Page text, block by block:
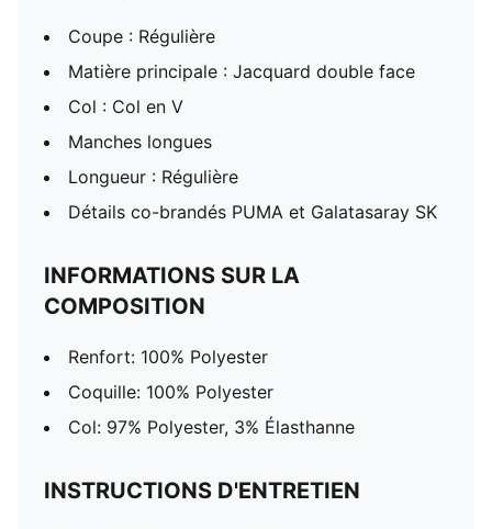
Coupe : Régulière
Matière principale : Jacquard double face
Col : Col en V
Manches longues
Longueur : Régulière
Détails co-brandés PUMA et Galatasaray SK
INFORMATIONS SUR LA
COMPOSITION
Renfort: 100% Polyester
Coquille: 100% Polyester
Col: 97% Polyester, 3% Élasthanne
INSTRUCTIONS D'ENTRETIEN